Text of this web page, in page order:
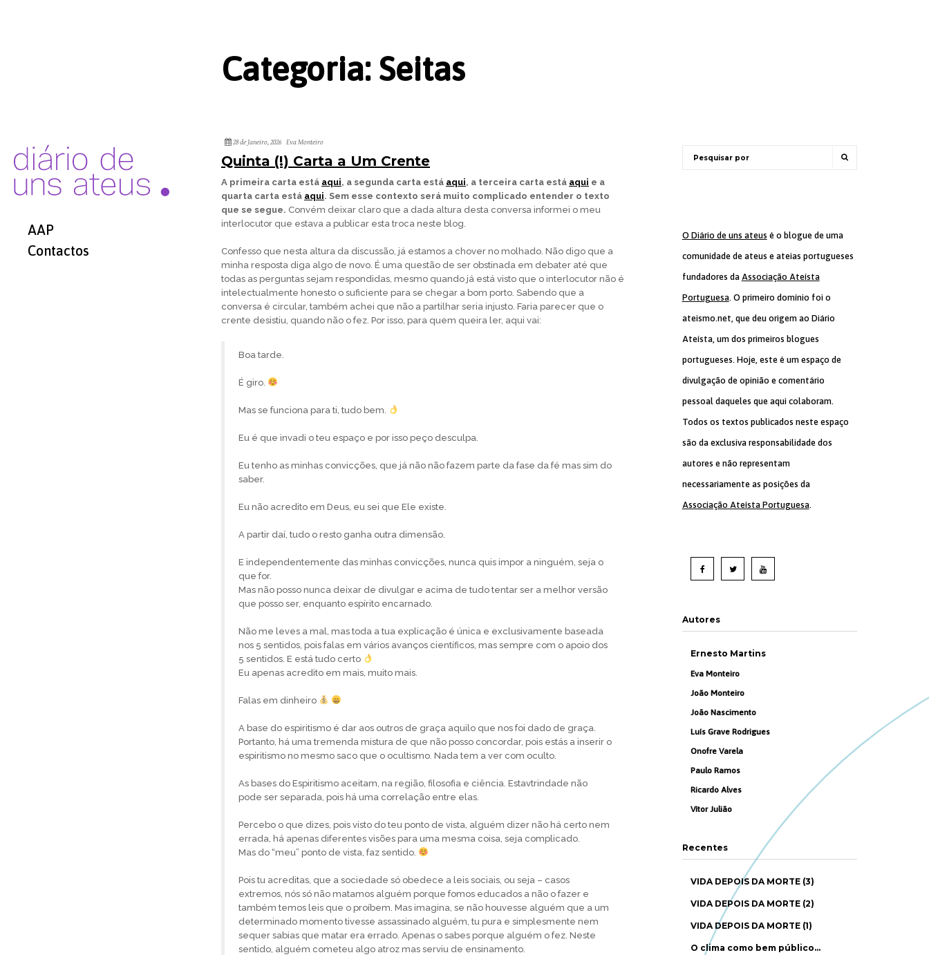
AAP
Contactos
Categoria: Seitas
28 de Janeiro, 2026 Eva Monteiro
Quinta (!) Carta a Um Crente
A primeira carta está aqui, a segunda carta está aqui, a terceira carta está aqui e a
quarta carta está aqui. Sem esse contexto será muito complicado entender o texto
que se segue. Convém deixar claro que a dada altura desta conversa informei o meu
interlocutor que estava a publicar esta troca neste blog.
Confesso que nesta altura da discussão, já estamos a chover no molhado. Não digo que a
minha resposta diga algo de novo. É uma questão de ser obstinada em debater até que
todas as perguntas sejam respondidas, mesmo quando já está visto que o interlocutor não é
intelectualmente honesto o suficiente para se chegar a bom porto. Sabendo que a
conversa é circular, também achei que não a partilhar seria injusto. Faria parecer que o
crente desistiu, quando não o fez. Por isso, para quem queira ler, aqui vai:
Boa tarde.
É giro.
Mas se funciona para ti, tudo bem.
Eu é que invadi o teu espaço e por isso peço desculpa.
Eu tenho as minhas convicções, que já não não fazem parte da fase da fé mas sim do
saber.
Eu não acredito em Deus, eu sei que Ele existe.
A partir daí, tudo o resto ganha outra dimensão.
E independentemente das minhas convicções, nunca quis impor a ninguém, seja o
que for.
Mas não posso nunca deixar de divulgar e acima de tudo tentar ser a melhor versão
que posso ser, enquanto espírito encarnado.
Não me leves a mal, mas toda a tua explicação é única e exclusivamente baseada
nos 5 sentidos, pois falas em vários avanços científicos, mas sempre com o apoio dos
5 sentidos. E está tudo certo
Eu apenas acredito em mais, muito mais.
Falas em dinheiro
A base do espiritismo é dar aos outros de graça aquilo que nos foi dado de graça.
Portanto, há uma tremenda mistura de que não posso concordar, pois estás a inserir o
espiritismo no mesmo saco que o ocultismo. Nada tem a ver com oculto.
As bases do Espiritismo aceitam, na região, filosofia e ciência. Estavtrindade não
pode ser separada, pois há uma correlação entre elas.
Percebo o que dizes, pois visto do teu ponto de vista, alguém dizer não há certo nem
errada, há apenas diferentes visões para uma mesma coisa, seja complicado.
Mas do “meu” ponto de vista, faz sentido.
Pois tu acreditas, que a sociedade só obedece a leis sociais, ou seja – casos
extremos, nós só não matamos alguém porque fomos educados a não o fazer e
também temos leis que o proíbem. Mas imagina, se não houvesse alguém que a um
determinado momento tivesse assassinado alguém, tu pura e simplesmente nem
sequer sabias que matar era errado. Apenas o sabes porque alguém o fez. Neste
sentido, alguém cometeu algo atroz mas serviu de ensinamento.
O Diário de uns ateus é o blogue de uma
comunidade de ateus e ateias portugueses
fundadores da Associação Ateísta
Portuguesa. O primeiro domínio foi o
ateismo.net, que deu origem ao Diário
Ateísta, um dos primeiros blogues
portugueses. Hoje, este é um espaço de
divulgação de opinião e comentário
pessoal daqueles que aqui colaboram.
Todos os textos publicados neste espaço
são da exclusiva responsabilidade dos
autores e não representam
necessariamente as posições da
Associação Ateísta Portuguesa.
Autores
Ernesto Martins
Eva Monteiro
João Monteiro
João Nascimento
Luís Grave Rodrigues
Onofre Varela
Paulo Ramos
Ricardo Alves
Vítor Julião
Recentes
VIDA DEPOIS DA MORTE (3)
VIDA DEPOIS DA MORTE (2)
VIDA DEPOIS DA MORTE (1)
O clima como bem público…